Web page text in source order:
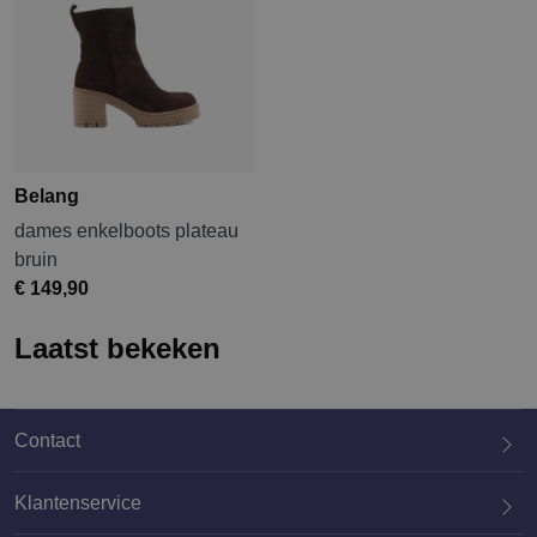
Belang
dames enkelboots plateau
bruin
€ 149,90
Laatst bekeken
Contact
Klantenservice